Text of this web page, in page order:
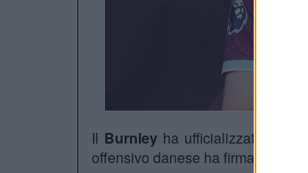
Il Burnley ha ufficializzato
offensivo danese ha firmato un